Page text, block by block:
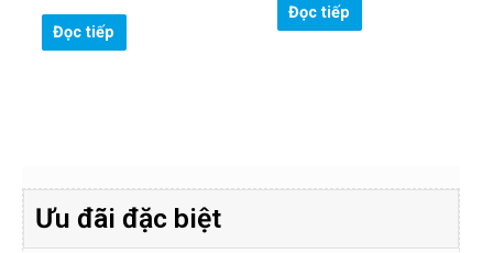
Đọc tiếp
Đọc tiếp
Ưu đãi đặc biệt